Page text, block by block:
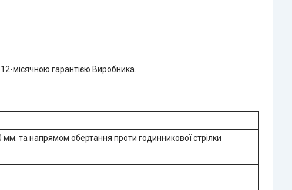
місячною гарантією Виробника.
та напрямом обертання проти годинникової стрілки